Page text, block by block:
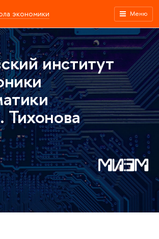
экономики Меню
институт